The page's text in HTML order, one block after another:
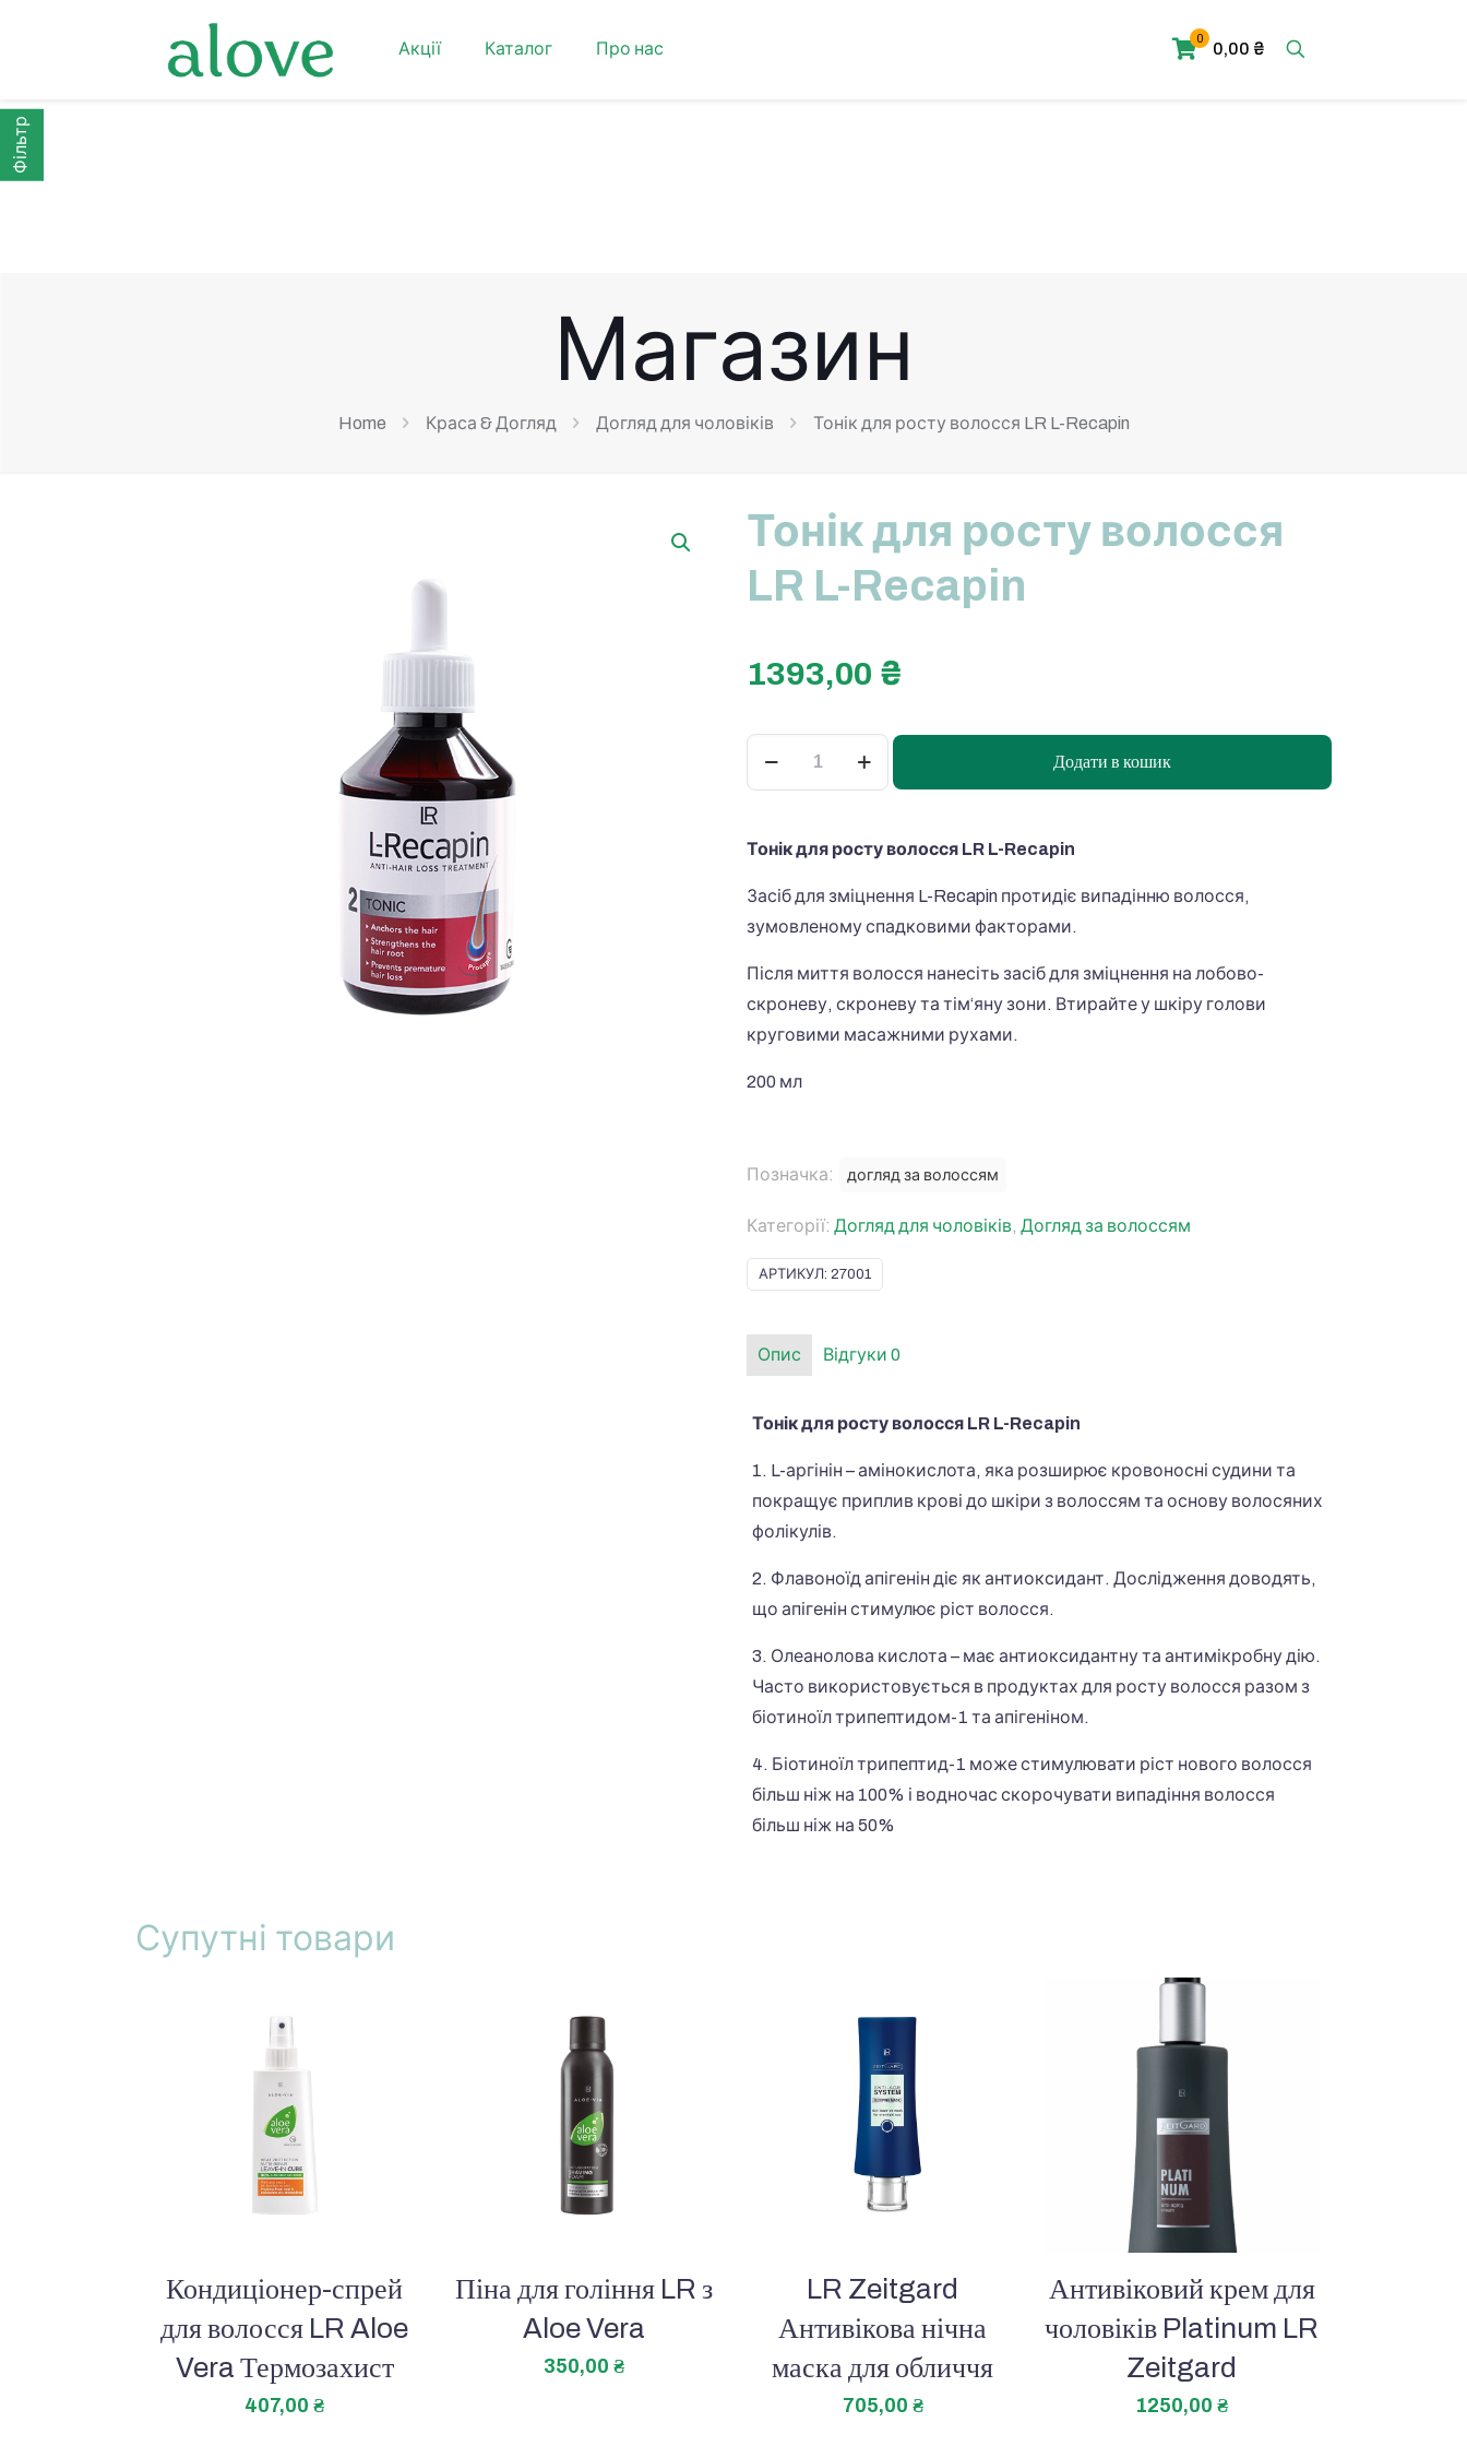
Акції Каталог Про нас
0
0,00 ₴
Магазин
Home Краса & Догляд Догляд для чоловіків Тонік для росту волосся LR L-Recapin
Тонік для росту волосся
LR L-Recapin
1393,00 ₴
волосся
L-
Recapin
Додати в кошик
Тонік для росту волосся LR L-Recapin
Засіб для зміцнення L-Recapin протидіє випадінню волосся,
зумовленому спадковими факторами.
Після миття волосся нанесіть засіб для зміцнення на лобово-
скроневу, скроневу та тім‘яну зони. Втирайте у шкіру голови
круговими масажними рухами.
200 мл
Позначка: догляд за волоссям
Категорії: Догляд для чоловіків Догляд за волоссям
АРТИКУЛ: 27001
Опис Відгуки 0
Тонік для росту волосся LR L-Recapin
1. L-аргінін – амінокислота, яка розширює кровоносні судини та
покращує приплив крові до шкіри з волоссям та основу волосяних
фолікулів.
2. Флавоноїд апігенін діє як антиоксидант. Дослідження доводять,
що апігенін стимулює ріст волосся.
3. Олеанолова кислота – має антиоксидантну та антимікробну дію.
Часто використовується в продуктах для росту волосся разом з
біотиноїл трипептидом-1 та апігеніном.
4. Біотиноїл трипептид-1 може стимулювати ріст нового волосся
більш ніж на 100% і водночас скорочувати випадіння волосся
більш ніж на 50%
Супутні товари
Кондиціонер-спрей
для волосся LR Aloe
Vera Термозахист
407,00₴
Піна для гоління LR з
Aloe Vera
350,00 ₴
LR Zeitgard
Антивікова нічна
маска для обличчя
705,00 ₴
Антивіковий крем для
чоловіків Platinum LR
Zeitgard
1250,00₴
Фільтр